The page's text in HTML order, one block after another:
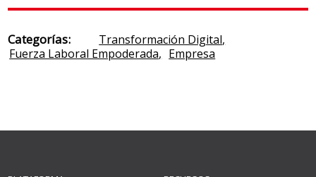
Categorías: Transformación Digital,
Fuerza Laboral Empoderada, Empresa